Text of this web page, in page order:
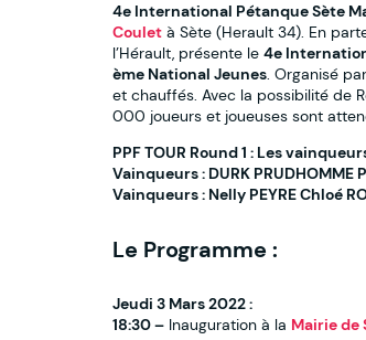
4e International Pétanque Sète
Coulet à Sète (Herault 34). En
l’Hérault, présente le 4e
ème National Jeunes. Organisé par
et chauffés. Avec la possibilité de
000 joueurs et joueuses sont
PPF TOUR Round 1 : Les
Vainqueurs : DURK PRUDHOMME
Vainqueurs : Nelly PEYRE Chloé
Le Programme :
Jeudi 3 Mars 2022 :
18:30 – Inauguration à la Mairie de